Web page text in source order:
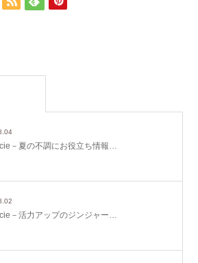
－夏の不調にお役立ち情報…
－活力アップのジンジャー…